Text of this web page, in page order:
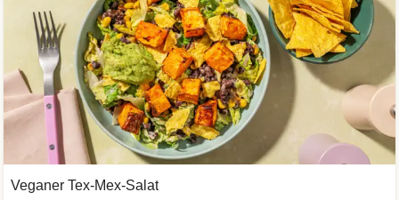
Veganer Tex-Mex-Salat